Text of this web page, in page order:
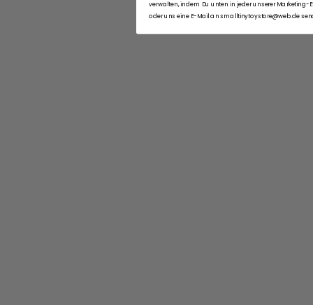
verwalten, indem Du unten in jeder unserer
oder uns eine E-Mail an smalltinytoystore@web.de